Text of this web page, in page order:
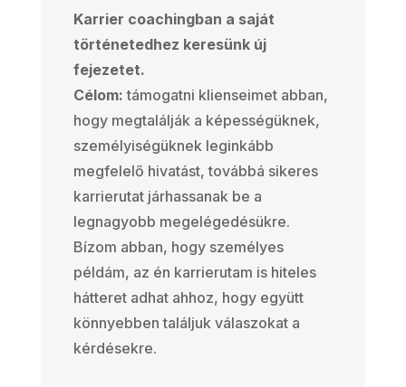
Karrier coachingban a saját
történetedhez keresünk új
fejezetet.
Célom:támogatni klienseimet abban,
hogy megtalálják a képességüknek,
személyiségüknek leginkább
megfelelő hivatást, továbbá sikeres
karrierutat járhassanak be a
legnagyobb megelégedésükre.
Bízom abban, hogy személyes
példám, az én karrierutam is hiteles
hátteret adhat ahhoz, hogy együtt
könnyebben találjuk válaszokat a
kérdésekre.